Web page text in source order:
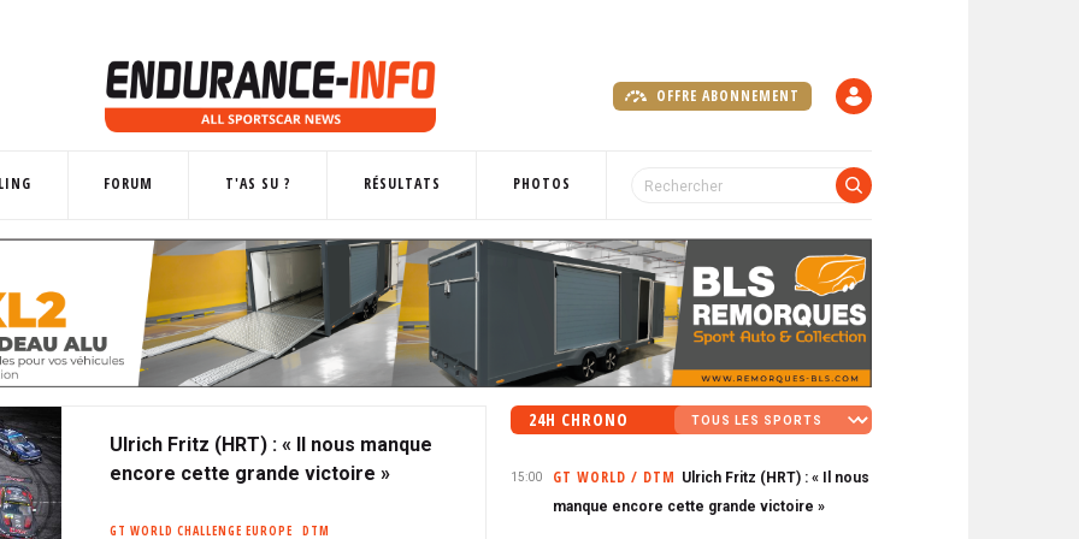
OFFRE ABONNEMENT
FORUM T'AS SU ? RÉSULTATS PHOTOS
Ulrich Fritz (HRT) : « Il nous manque
encore cette grande victoire »
GT WORLD CHALLENGE EUROPE
DTM
24H CHRONO
15:00 GT WORLD / DTM Ulrich Fritz (HRT) : « Il nous
manque encore cette grande victoire »